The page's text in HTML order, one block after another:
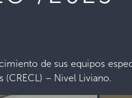
de sus equipos
(CRECL) – Nivel Liviano.